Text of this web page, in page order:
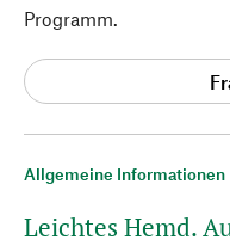
Allgemeine Informationen
Leichtes Hemd.
Programm.